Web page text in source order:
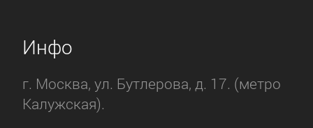
Инфо
г. Москва, ул. Бутлерова, д. 17. (метро
Калужская).